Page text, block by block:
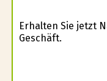
Erhalten Sie jetzt
Geschäft.